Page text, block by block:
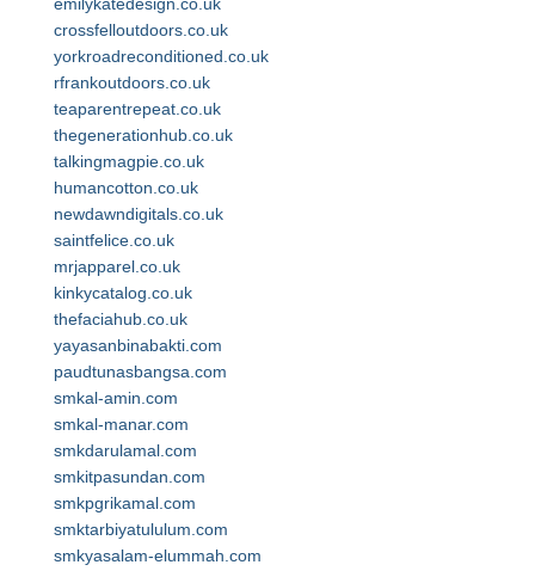
crossfelloutdoors.co.uk
yorkroadreconditioned.co.uk
rfrankoutdoors.co.uk
teaparentrepeat.co.uk
thegenerationhub.co.uk
talkingmagpie.co.uk
humancotton.co.uk
newdawndigitals.co.uk
saintfelice.co.uk
mrjapparel.co.uk
kinkycatalog.co.uk
thefaciahub.co.uk
yayasanbinabakti.com
paudtunasbangsa.com
smkal-amin.com
smkal-manar.com
smkdarulamal.com
smkitpasundan.com
smkpgrikamal.com
smktarbiyatululum.com
smkyasalam-elummah.com